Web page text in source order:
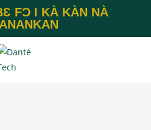
FƆ I KÀ KÀN NÀ